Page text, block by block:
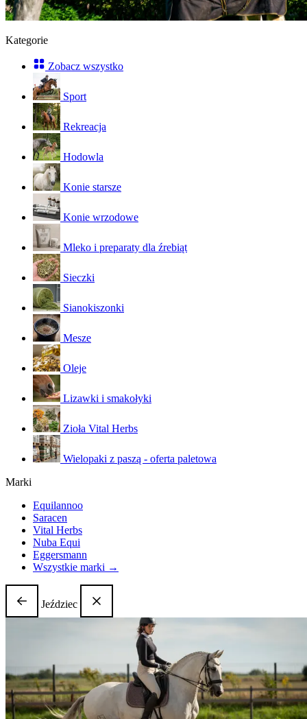
Kategorie
Zobacz wszystko
Sport
Rekreacja
Hodowla
Konie starsze
Konie wrzodowe
Mleko i preparaty dla źrebiąt
Sieczki
Sianokiszonki
Mesze
Oleje
Lizawki i smakołyki
Zioła Vital Herbs
Wielopaki z paszą - oferta paletowa
Marki
Equilannoo
Saracen
Vital Herbs
Nuba Equi
Eggersmann
Wszystkie marki →
Jeździec